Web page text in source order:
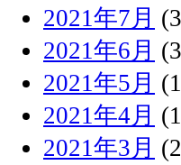
2021年7月
2021年6月
2021年5月
2021年4月
2021年3月